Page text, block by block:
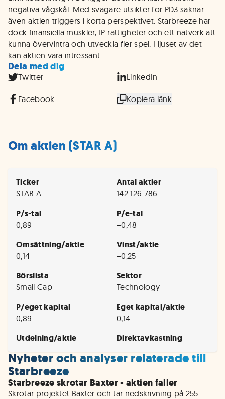
negativa vågskål. Med svagare utsikter för PD3 saknar
även aktien triggers i korta perspektivet. Starbreeze har
dock finansiella muskler, IP-rättigheter och ett nätverk att
kunna övervintra och utveckla fler spel. I ljuset av det
kan aktien vara intressant.
Dela med dig
Twitter LinkedIn
Facebook Kopiera länk
Om aktien (STAR A)
Ticker
STAR A
Antal aktier
142 126 786
P/s-tal
0,89
P/e-tal
−0,48
Omsättning/aktie
0,14
Vinst/aktie
−0,25
Börslista
Small Cap
Sektor
Technology
P/eget kapital
0,89
Eget kapital/aktie
0,14
Utdelning/aktie Direktavkastning
Nyheter och analyser relaterade till
Starbreeze
Starbreeze skrotar Baxter - aktien faller
Skrotar projektet Baxter och tar nedskrivning på 255